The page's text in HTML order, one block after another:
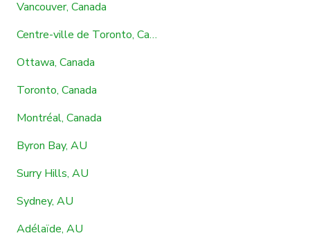
Vancouver, Canada
Centre-ville de Toronto, Canada
Ottawa, Canada
Toronto, Canada
Montréal, Canada
Byron Bay, AU
Surry Hills, AU
Sydney, AU
Adélaïde, AU